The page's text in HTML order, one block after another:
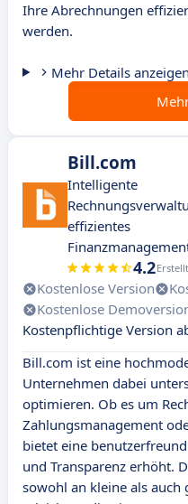
Ihre Abrechnungen
werden.
Mehr Details anzeigen
Bill.com
Intelligente
effizientes
4.2
Kostenlose Version
Kostenlose
Kostenpflichtige Version
Bill.com ist eine
Unternehmen dabei
optimieren. Ob es um
Zahlungsmanagement
bietet eine
und Transparenz erhöht.
sowohl an kleine als